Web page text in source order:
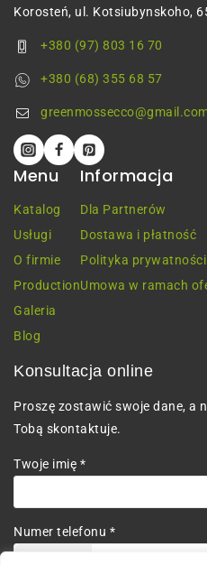
Korosteń, ul. Kotsiubynskoho,
+380 (97) 803 16 70
+380 (68) 355 68 57
Menu
Katalog
Usługi
O firmie
Production
Galeria
Blog
Informacja
Dla Partnerów
Dostawa i płatność
Polityka prywatności
Umowa w ramach
Konsultacja online
Proszę zostawić swoje dane, a
Tobą skontaktuje.
Twoje imię *
Numer telefonu *